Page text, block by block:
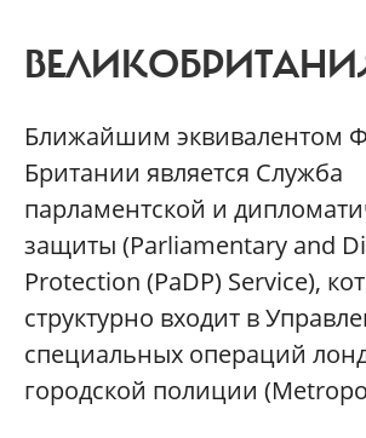
Ближайшим эквивалентом
Британии является Служба
парламентской и
защиты (Parliamentary and
Protection (PaDP) Service),
структурно входит в
специальных операций
городской полиции